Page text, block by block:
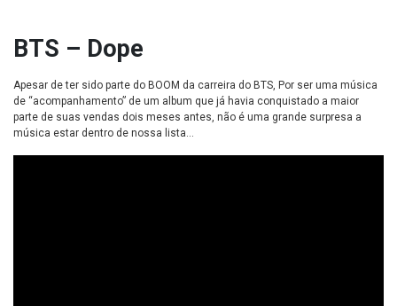
BTS – Dope
Apesar de ter sido parte do BOOM da carreira do BTS, Por ser uma música
de “acompanhamento” de um album que já havia conquistado a maior
parte de suas vendas dois meses antes, não é uma grande surpresa a
música estar dentro de nossa lista…